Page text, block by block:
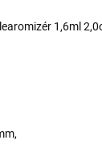
1,6ml